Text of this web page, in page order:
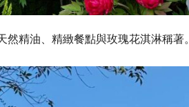
精油、精緻餐點與玫瑰花淇淋稱著。